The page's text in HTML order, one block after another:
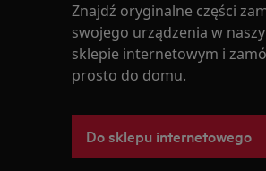
Znajdź oryginalne części
swojego urządzenia w
sklepie internetowym i
prosto do domu.
Do sklepu internetowego